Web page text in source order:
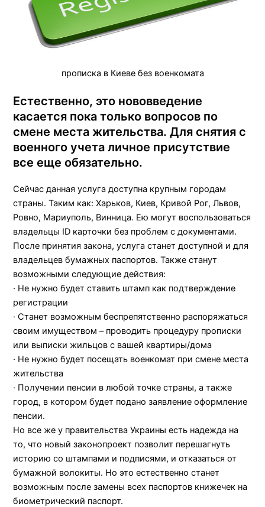
прописка в Киеве без военкомата
Естественно, это нововведение
касается пока только вопросов по
смене места жительства. Для снятия с
военного учета личное присутствие
все еще обязательно.
Сейчас данная услуга доступна крупным городам
страны. Таким как: Харьков, Киев, Кривой Рог, Львов,
Ровно, Мариуполь, Винница. Ею могут воспользоваться
владельцы ID карточки без проблем с документами.
После принятия закона, услуга станет доступной и для
владельцев бумажных паспортов. Также станут
возможными следующие действия:
· Не нужно будет ставить штамп как подтверждение
регистрации
· Станет возможным беспрепятственно распоряжаться
своим имуществом – проводить процедуру прописки
или выписки жильцов с вашей квартиры/дома
· Не нужно будет посещать военкомат при смене места
жительства
· Получении пенсии в любой точке страны, а также
город, в котором будет подано заявление оформление
пенсии.
Но все же у правительства Украины есть надежда на
то, что новый законопроект позволит перешагнуть
историюсо штампами и подписями, и отказаться от
бумажной волокиты. Но это естественно станет
возможным после замены всех паспортов книжечек на
биометрический паспорт.